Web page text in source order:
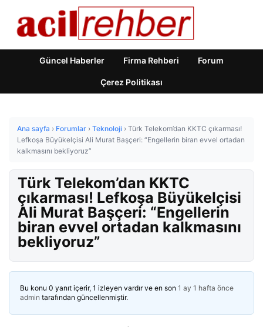
Güncel Haberler Firma Rehberi Forum
Çerez Politikası
Ana sayfa › Forumlar › Teknoloji › Türk Telekom’dan KKTC çıkarması!
Lefkoşa Büyükelçisi Ali Murat Başçeri: “Engellerin biran evvel ortadan
kalkmasını bekliyoruz”
Türk Telekom’dan KKTC
çıkarması! Lefkoşa Büyükelçisi
Ali Murat Başçeri: “Engellerin
biran evvel ortadan kalkmasını
bekliyoruz”
Bu konu 0 yanıt içerir, 1 izleyen vardır ve en son 1 ay 1 hafta önce
admin tarafından güncellenmiştir.